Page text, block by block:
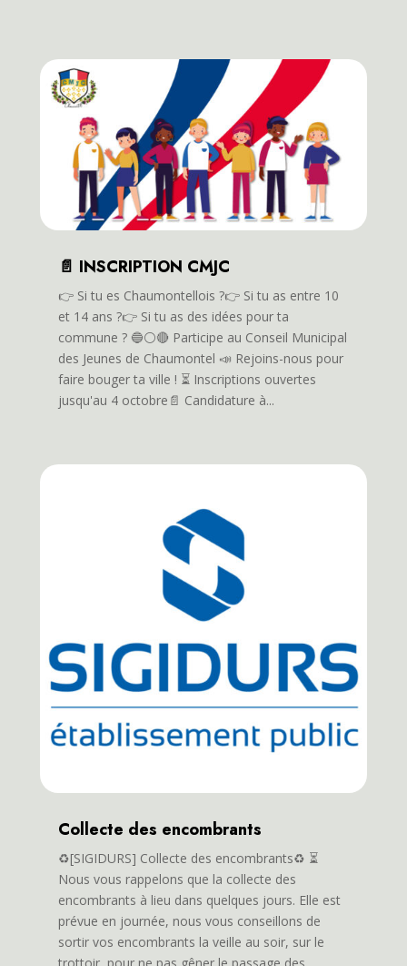
📄 INSCRIPTION CMJC
👉️ Si tu es Chaumontellois ?👉️ Si tu as entre 10
et 14 ans ?👉️ Si tu as des idées pour ta
commune ? 🔵⚪️🔴 Participe au Conseil Municipal
des Jeunes de Chaumontel 📣 Rejoins-nous pour
faire bouger ta ville ! ⏳️ Inscriptions ouvertes
jusqu'au 4 octobre📄 Candidature à...
Collecte des encombrants
♻️[SIGIDURS] Collecte des encombrants♻️ ⏳
Nous vous rappelons que la collecte des
encombrants à lieu dans quelques jours. Elle est
prévue en journée, nous vous conseillons de
sortir vos encombrants la veille au soir, sur le
trottoir, pour ne pas gêner le passage des...